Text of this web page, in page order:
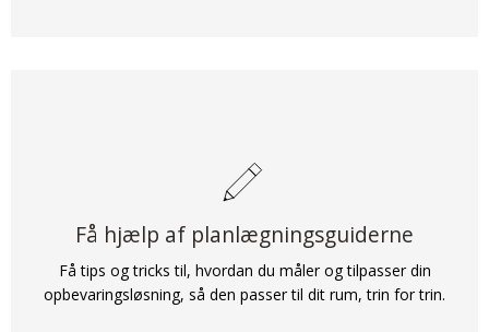
Få hjælp af planlægningsguiderne
Få tips og tricks til, hvordan du måler og tilpasser din
opbevaringsløsning, så den passer til dit rum, trin for trin.